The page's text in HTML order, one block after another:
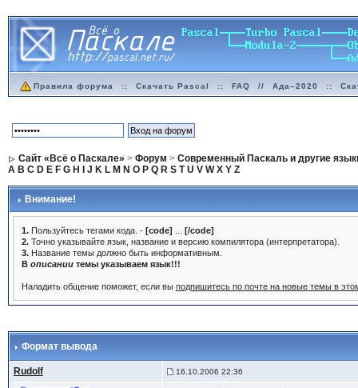
Правила форума :: Скачать Pascal :: FAQ // Ада–2020 ::
Сайт «Всё о Паскале» > Форум > Современный Паскаль и другие
A B C D E F G H J K L M N O P Q R S T U V W X Y Z
Внимание!
1.Пользуйтесь тегами кода. - [code]
[/code]
2.Точно указывайте язык, название и версию компилятора (интерпретатора).
3.Название темы должно быть информативным.
В описаниитемы указываем язык!!!
Наладить общение поможет, если вы подпишитесь по почте на новые темы в
Формат вывода
Rudolf 16.10.2006 22:36